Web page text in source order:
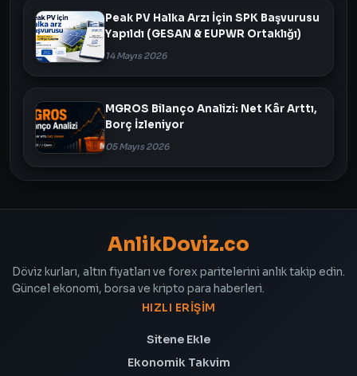
Peak PV Halka Arzı İçin SPK Başvurusu
Yapıldı (GESAN & EUPWR Ortaklığı)
14 Mayıs 2026
MGROS Bilanço Analizi: Net Kâr Arttı,
Borç İzleniyor
05 Mayıs 2026
AnlikDoviz.co
Döviz kurları, altın fiyatları ve forex paritelerini anlık takip edin.
Güncel ekonomi, borsa ve kripto para haberleri.
HIZLI ERIŞIM
Sitene Ekle
Ekonomik Takvim